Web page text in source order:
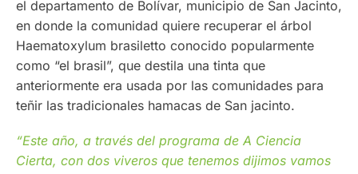
el departamento de Bolívar, municipio de San Jacinto,
en donde la comunidad quiere recuperar el árbol
Haematoxylum brasiletto conocido popularmente
como “el brasil”, que destila una tinta que
anteriormente era usada por las comunidades para
teñir las tradicionales hamacas de San jacinto.
“Este año, a través del programa de A Ciencia
Cierta, con dos viveros que tenemos dijimos vamos